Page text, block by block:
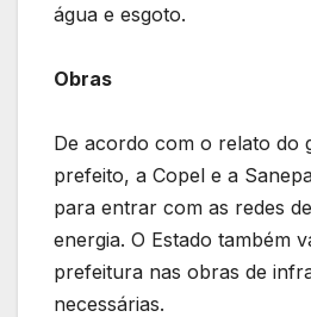
água e esgoto.
Obras
De acordo com o relato do
prefeito, a Copel e a
para entrar com as redes
energia. O Estado também
prefeitura nas obras de
necessárias.